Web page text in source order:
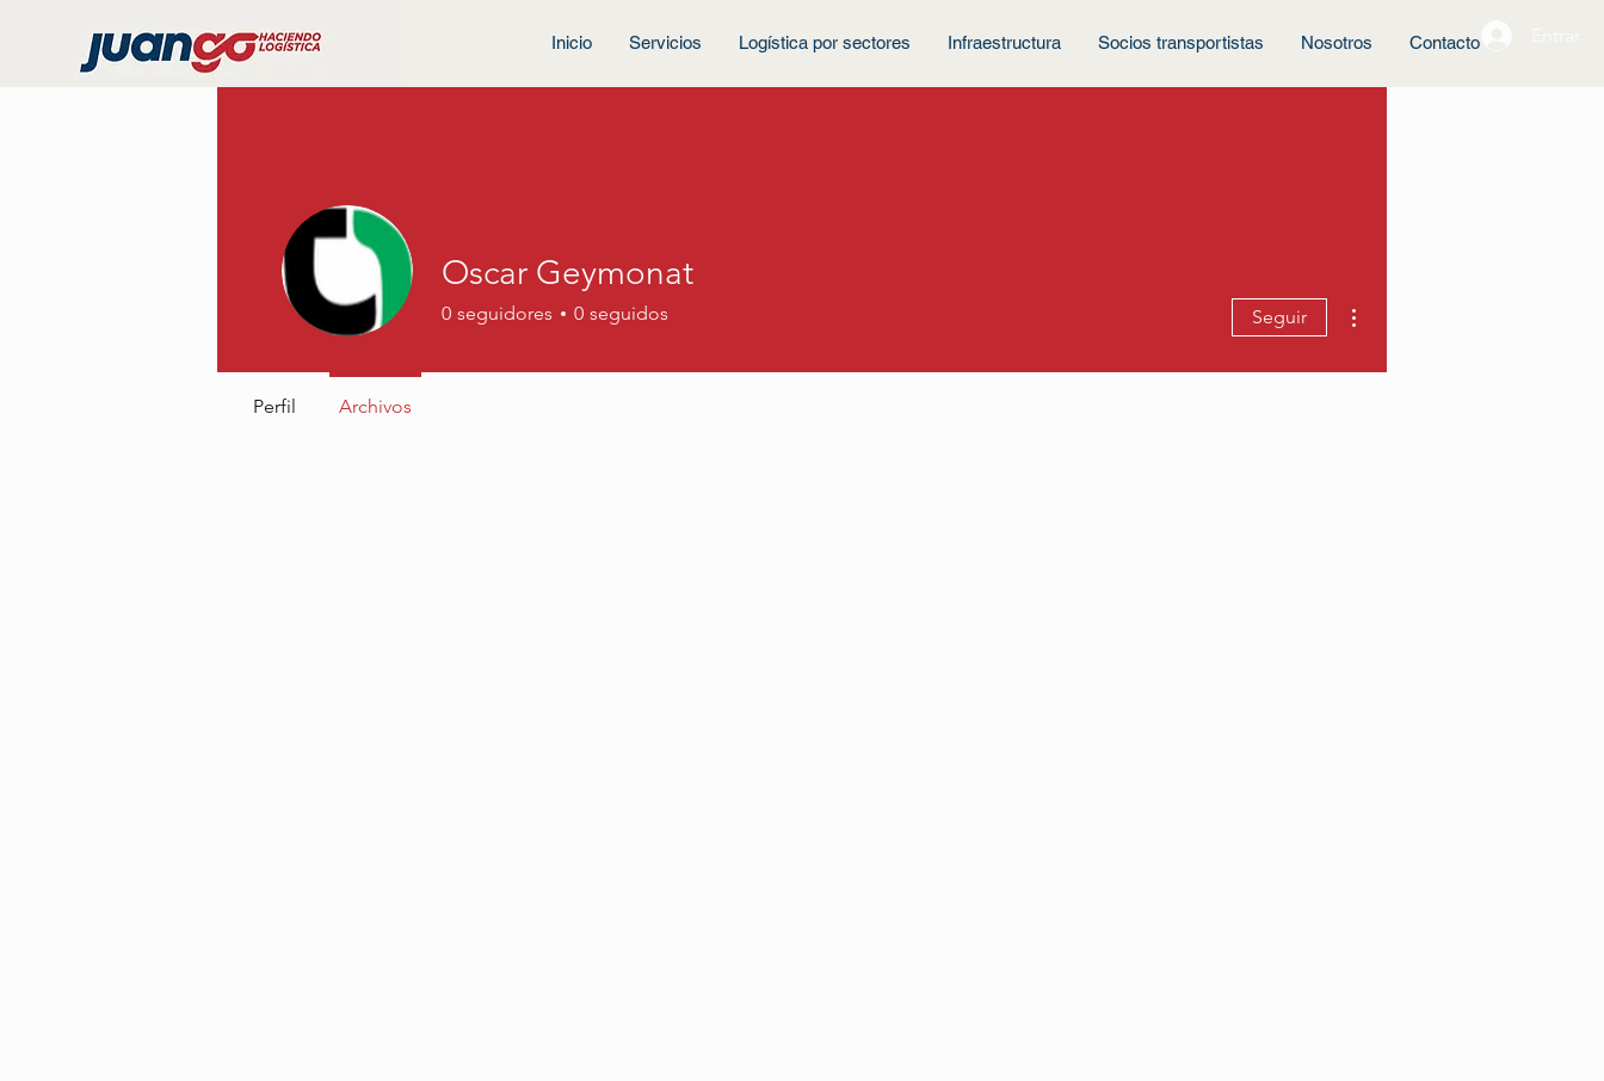
Inicio Servicios Logística por sectores Infraestructura Socios transportistas Nosotros Contacto
Oscar Geymonat
0 seguidores 0 seguidos Seguir
Perfil Archivos